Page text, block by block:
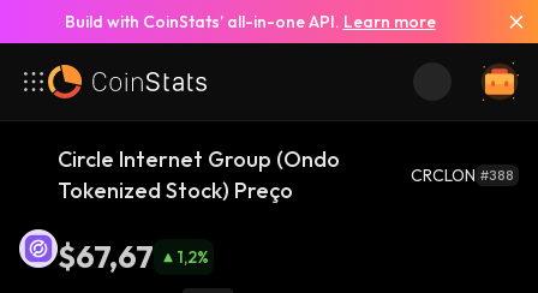
Build with CoinStats’ all-in-one API. Learn more
Circle Internet Group (Ondo
Tokenized Stock) Preço
CRCLON #388
$67,67 1,2%